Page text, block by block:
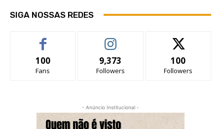
SIGA NOSSAS REDES
100
Fans
9,373
Followers
100
Followers
- Anúncio Institucional -